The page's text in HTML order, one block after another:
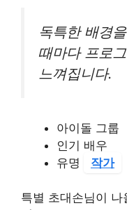
독특한 배경
때마다 프로
느껴집니다.
아이돌 그룹
인기 배우
유명
작가
특별 초대손님이 나